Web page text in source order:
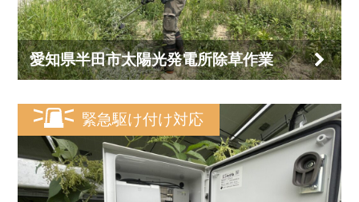
愛知県半田市太陽光発電所除草作業
緊急駆け付け対応